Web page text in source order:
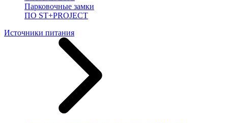
Парковочные замки
ПО ST+PROJECT
Источники питания